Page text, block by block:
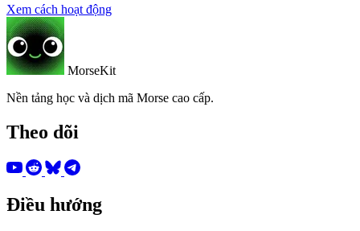
Xem cách hoạt động
MorseKit
Nền tảng học và dịch mã Morse cao cấp.
Theo dõi
Điều hướng